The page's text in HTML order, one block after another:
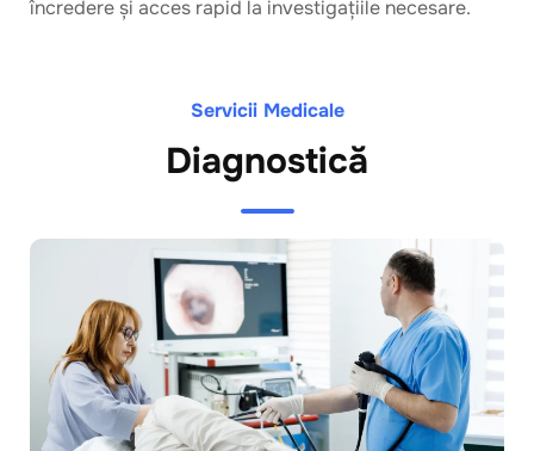
încredere și acces rapid la investigațiile necesare.
Servicii Medicale
Diagnostică